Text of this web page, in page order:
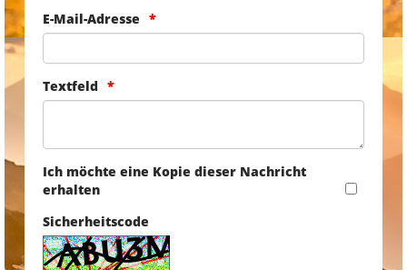
E-Mail-Adresse
Textfeld
Ich möchte eine Kopie dieser Nachricht
erhalten
Sicherheitscode